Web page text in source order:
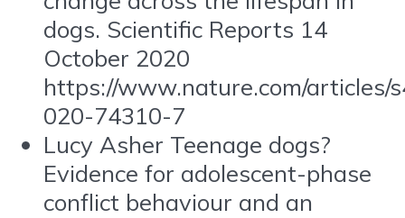
dogs. Scientific Reports 14
October 2020
https://www.nature.com/articles/
020-74310-7
Lucy Asher Teenage dogs?
Evidence for adolescent-phase
conflict behaviour and an